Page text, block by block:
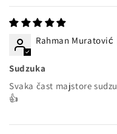
Rahman Muratović
Sudzuka
Svaka čast majstore
👍